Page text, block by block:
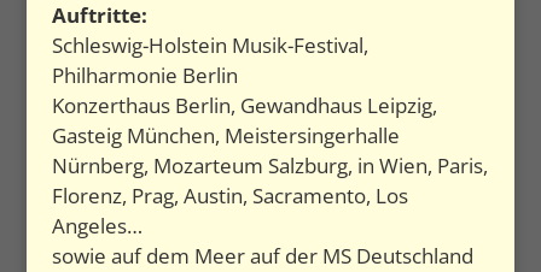
Auftritte:
Schleswig-Holstein Musik-Festival,
Philharmonie Berlin
Konzerthaus Berlin, Gewandhaus Leipzig,
Gasteig München, Meistersingerhalle
Nürnberg, Mozarteum Salzburg, in Wien, Paris,
Florenz, Prag, Austin, Sacramento, Los
Angeles…
sowie auf dem Meer auf der MS Deutschland